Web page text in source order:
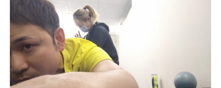
お客様の声（40代）
お客様の声（50代以上）
お客様の声（男性）